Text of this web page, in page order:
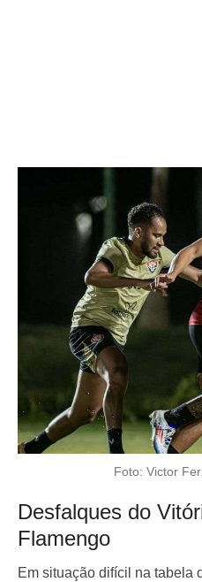
Foto: Victor
Desfalques do
Flamengo
Em situação difícil na tabela